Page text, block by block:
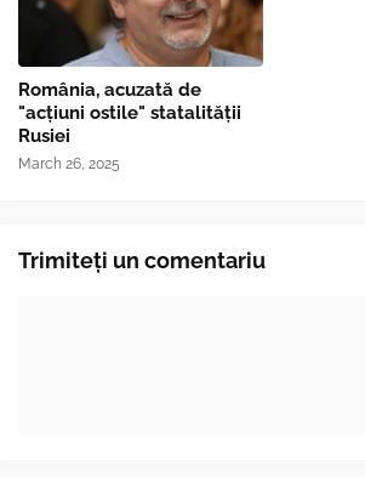
România, acuzată de
"acțiuni ostile" statalității
Rusiei
March 26, 2025
Trimiteți un comentariu